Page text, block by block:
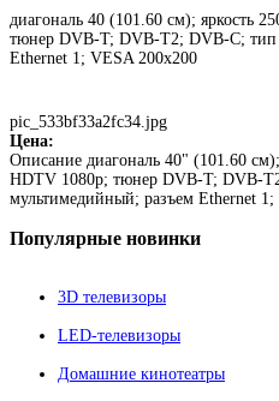
диагональ 40 (101.60 см); яркость
тюнер DVB-T; DVB-T2; DVB-С; тип
Ethernet 1; VESA 200x200
pic_533bf33a2fc34.jpg
Цена:
Описание диагональ 40" (101.60
HDTV 1080p; тюнер DVB-T; DVB-
мультимедийный; разъем Ethernet
Популярные новинки
3D телевизоры
LED-телевизоры
Домашние кинотеатры